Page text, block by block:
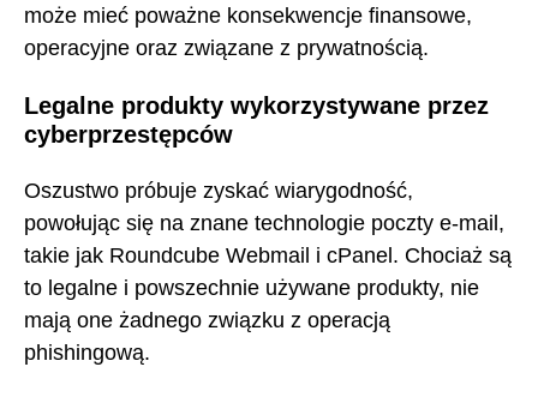
może mieć poważne konsekwencje finansowe,
operacyjne oraz związane z prywatnością.
Legalne produkty wykorzystywane przez
cyberprzestępców
Oszustwo próbuje zyskać wiarygodność,
powołując się na znane technologie poczty e-mail,
takie jak Roundcube Webmail i cPanel. Chociaż są
to legalne i powszechnie używane produkty, nie
mają one żadnego związku z operacją
phishingową.